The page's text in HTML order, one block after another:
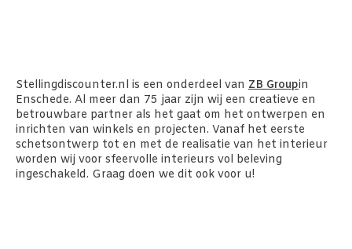
Stellingdiscounter.nl is een onderdeel van ZB Groupin
Enschede. Al meer dan 75 jaar zijn wij een creatieve en
betrouwbare partner als het gaat om het ontwerpen en
inrichten van winkels en projecten. Vanaf het eerste
schetsontwerp tot en met de realisatie van het interieur
worden wij voor sfeervolle interieurs vol beleving
ingeschakeld. Graag doen we dit ook voor u!